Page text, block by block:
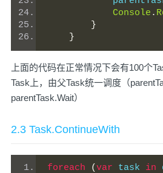
Console .
}
}
上面的代码在正常情况下会有100个
Task上，由父Task统一调度（
parentTask.Wait）
2.3 Task.ContinueWith
foreach (var task in